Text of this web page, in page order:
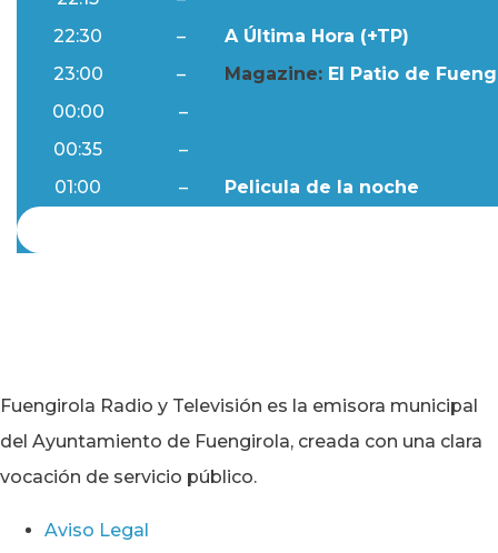
22:30
–
A Última Hora (+TP)
23:00
– Magazine: El Patio de
00:00
–
00:35
–
01:00
– Pelicula de la noche
Fuengirola Radio y Televisión es la emisora municipal
del Ayuntamiento de Fuengirola, creada con una clara
vocación de servicio público.
Aviso Legal